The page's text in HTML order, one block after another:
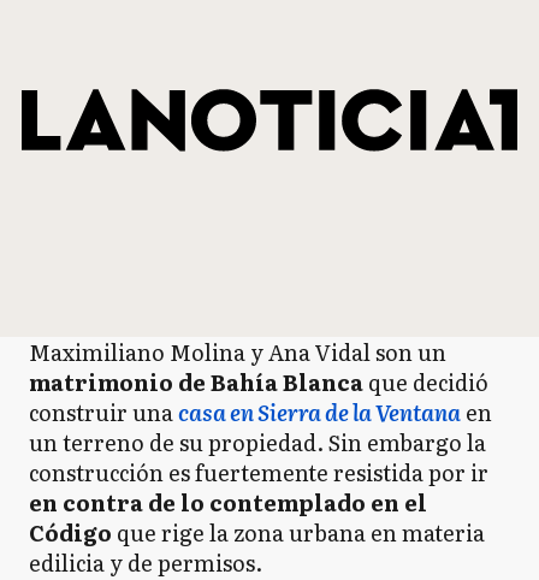
Maximiliano Molina y Ana Vidal son un
matrimonio de Bahía Blancaque decidió
construir unacasa en Sierra de la Ventanaen
un terreno de su propiedad. Sin embargo la
construcción es fuertemente resistida por ir
en contra de lo contemplado en el
Código que rige la zona urbana en materia
edilicia y de permisos.